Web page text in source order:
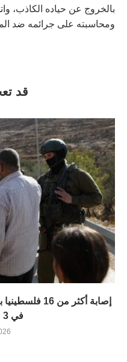
بالخروج عن حياده الكاذب،
ومحاسبته على جرائمه ضد
قد
إصابة أكثر
في 3 محافظات